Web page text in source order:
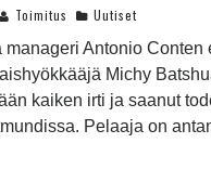
Toimitus Uutiset
manageri Antonio Conten
Michy
kaiken irti ja saanut
Pelaaja on